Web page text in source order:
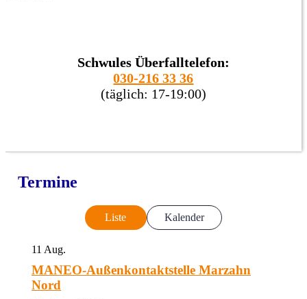
Schwules Überfalltelefon:
030-216 33 36
(täglich: 17-19:00)
Termine
Liste Kalender
11 Aug.
MANEO-Außenkontaktstelle Marzahn
Nord